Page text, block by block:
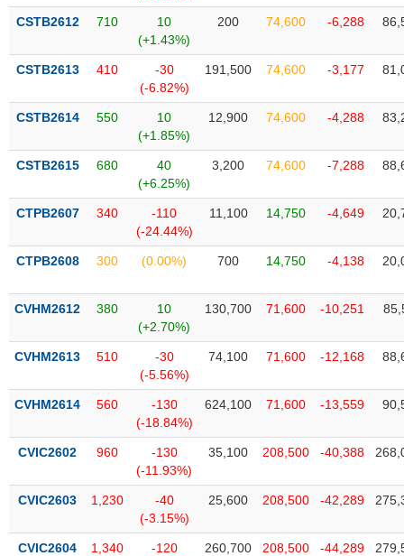
CSTB2612 710
10
(+1.43%)
200 74,600 -6,288
CSTB2613 410
-30
(-6.82%)
191,500 74,600 -3,177
CSTB2614 550
10
(+1.85%)
12,900 74,600 -4,288
CSTB2615 680
40
(+6.25%)
3,200 74,600 -7,288
CTPB2607 340
-110
(-24.44%)
11,100 14,750 -4,649
CTPB2608 300 (0.00%) 700 14,750 -4,138
CVHM2612 380
10
(+2.70%)
130,700 71,600 -10,251
CVHM2613 510
-30
(-5.56%)
74,100 71,600 -12,168
CVHM2614 560
-130
(-18.84%)
624,100 71,600 -13,559
CVIC2602 960
-130
(-11.93%)
35,100 208,500 -40,388
CVIC2603 1,230
-40
(-3.15%)
25,600 208,500 -42,289
CVIC2604 1,340
-120
260,700 208,500 -44,289
TIỆN
ÍCH
BẤT
SẢN
Mã
chứng
(-)
Cổ phiếu Chỉ số
đạo
(-)
Tất cả Người nội bộ Người liên quan Cổ đông lớn
Tin
tức